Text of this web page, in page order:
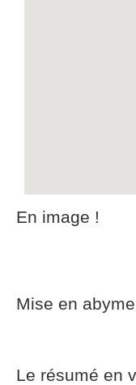
En image !
Mise en
Le résumé en